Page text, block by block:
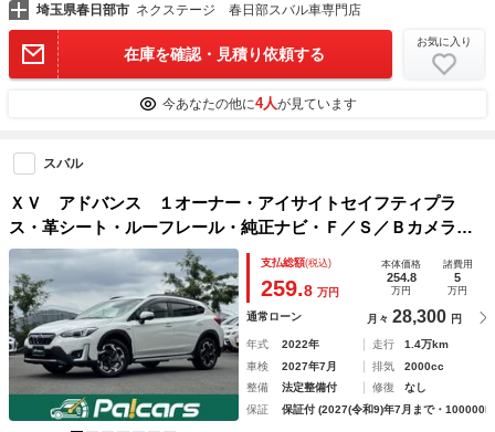
埼玉県春日部市 ネクステージ 春日部スバル車専門店
在庫を確認・見積り依頼する
お気に入り
今あなたの他に4人が見ています
スバル
ＸＶ アドバンス １オーナー・アイサイトセイフティプラ
ス・革シート・ルーフレール・純正ナビ・Ｆ／Ｓ／Ｂカメラ・
ＥＴＣ２．０・ドラレコ・シートヒーター・パワーシート・Ｂ
ｌｕ－ｒａｙ・フルセグ・スペアキー・禁煙車・保証継承
支払総額(税込)
259.8 万円
本体価格
254.8
万円
諸費用
5
万円
通常ローン 月々 28,300 円
年式 2022年 走行
1.4万km
車検
2027年7月 排気
2000cc
整備
法定整備付 修復
なし
保証
保証付 (2027(令和9)年7月まで・